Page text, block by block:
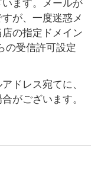
ます。メールが
が、一度迷惑メ
の指定ドメイン
の受信許可設定
ドレス宛てに、
がございます。